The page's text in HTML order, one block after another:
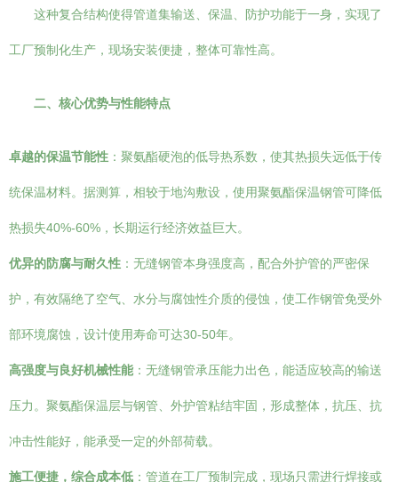
这种复合结构使得管道集输送、保温、防护功能于一身，实现了
工厂预制化生产，现场安装便捷，整体可靠性高。
二、核心优势与性能特点
卓越的保温节能性 ：聚氨酯硬泡的低导热系数，使其热损失远低于传
统保温材料。据测算，相较于地沟敷设，使用聚氨酯保温钢管可降低
热损失40%-60%，长期运行经济效益巨大。
优异的防腐与耐久性 ：无缝钢管本身强度高，配合外护管的严密保
护，有效隔绝了空气、水分与腐蚀性介质的侵蚀，使工作钢管免受外
部环境腐蚀，设计使用寿命可达30-50年。
高强度与良好机械性能：无缝钢管承压能力出色，能适应较高的输送
压力。聚氨酯保温层与钢管、外护管粘结牢固，形成整体，抗压、抗
冲击性能好，能承受一定的外部荷载。
施工便捷，综合成本低 ：管道在工厂预制完成，现场只需进行焊接或